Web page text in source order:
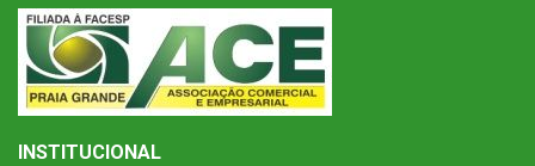
INSTITUCIONAL